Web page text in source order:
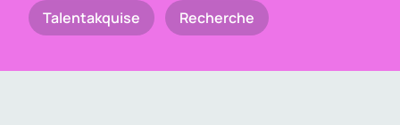
Talentakquise Recherche